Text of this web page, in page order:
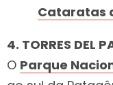
Cataratas
4. TORRES DEL
O Parque